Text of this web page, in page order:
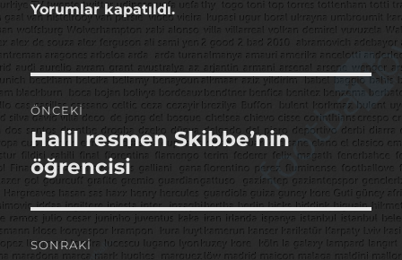
Yorumlar kapatıldı.
Yazı
gezinmesi
ÖNCEKI
Önceki
yazı:
Halil resmen Skibbe’nin
öğrencisi
SONRAKI